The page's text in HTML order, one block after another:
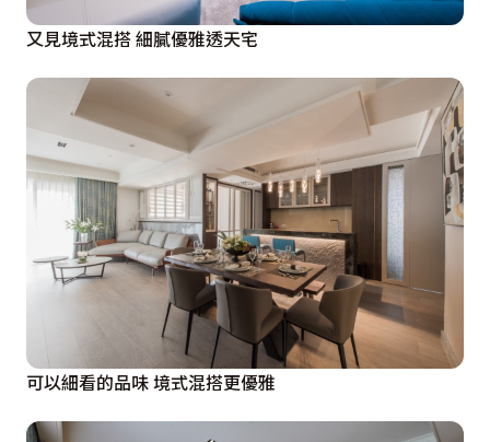
又見境式混搭 細膩優雅透天宅
可以細看的品味 境式混搭更優雅